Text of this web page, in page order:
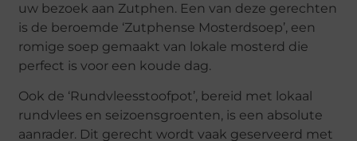
uw bezoek aan Zutphen. Een van deze gerechten
is de beroemde ‘Zutphense Mosterdsoep’, een
romige soep gemaakt van lokale mosterd die
perfect is voor een koude dag.
Ook de ‘Rundvleesstoofpot’, bereid met lokaal
rundvlees en seizoensgroenten, is een absolute
aanrader. Dit gerecht wordt vaak geserveerd met